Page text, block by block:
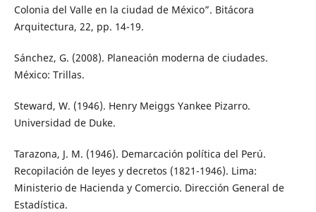
Colonia del Valle en la ciudad de México”. Bitácora
Arquitectura, 22, pp. 14-19.
Sánchez, G. (2008). Planeación moderna de ciudades.
México: Trillas.
Steward, W. (1946). Henry Meiggs Yankee Pizarro.
Universidad de Duke.
Tarazona, J. M. (1946). Demarcación política del Perú.
Recopilación de leyes y decretos (1821-1946). Lima:
Ministerio de Hacienda y Comercio. Dirección General de
Estadística.